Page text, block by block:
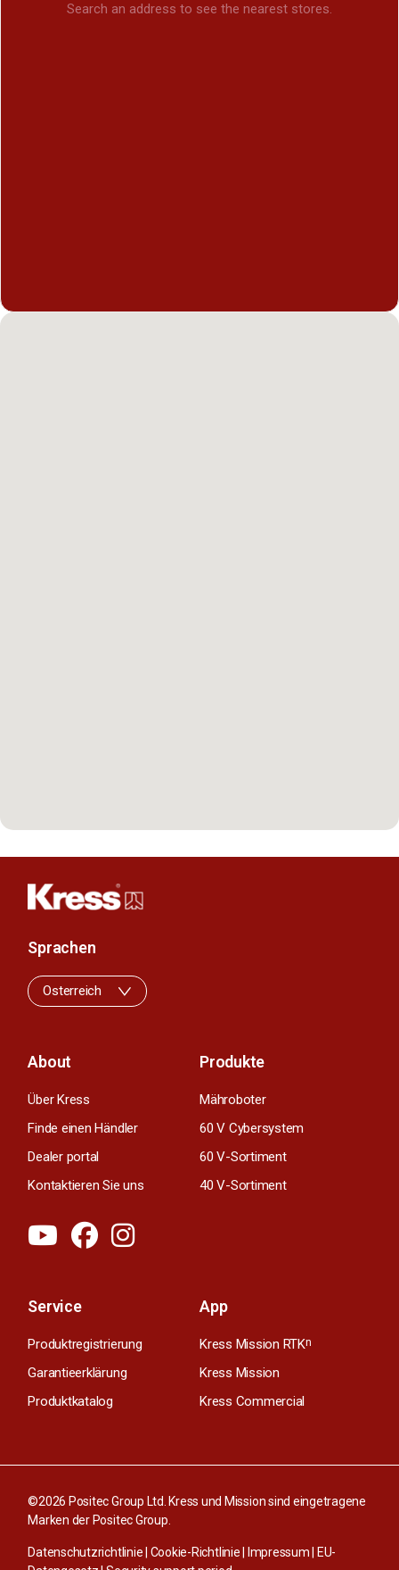
Search an address to see the nearest stores.
About
Über Kress
Finde einen Händler
Dealer portal
Kontaktieren Sie uns
Produkte
Mähroboter
60 V Cybersystem
60 V-Sortiment
40 V-Sortiment
Service
Produktregistrierung
Garantieerklärung
Produktkatalog
App
Kress Mission RTKn
Kress Mission
Kress Commercial
Sprachen
Osterreich
©2026 Positec Group Ltd. Kress und Mission sind eingetragene
Marken der Positec Group.
Datenschutzrichtlinie Cookie-Richtlinie Impressum
EU-